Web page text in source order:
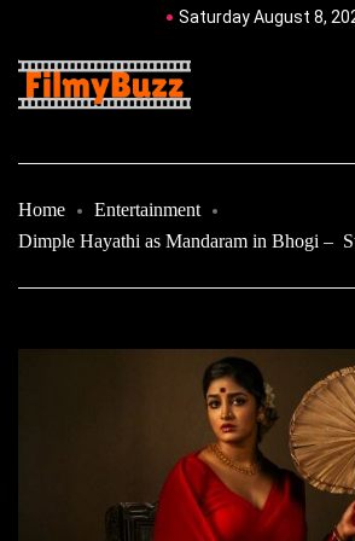
Saturday August 8,
Home
Entertainment
Dimple Hayathi as Mandaram in Bhogi –